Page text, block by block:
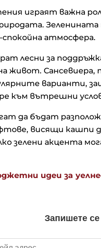
играят важна
спокойна атмосфера.
лесни за
живот.
варианти,
към вътрешни
да бъдат
висящи кашпи
зелени акцента
идеи за
S&P 500 записа нов
очакване на отварянето на
Кадър на деня за 7 август
Кредитите у нас нараснаха
повече от 16% за година до
близо 66 млрд. евро в
Апелативният съд не
германските доставчици